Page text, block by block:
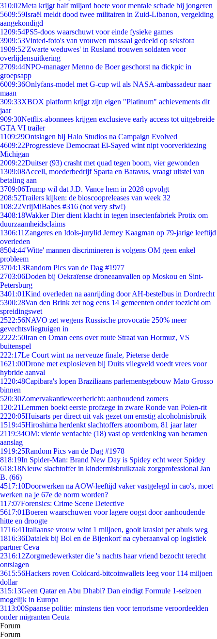
310:02Meta krijgt half miljard boete voor mentale schade bij jongeren
5609:59Israël meldt dood twee militairen in Zuid-Libanon, vergelding
aangekondigd
1209:54PS5-doos waarschuwt voor einde fysieke games
3909:53Vinted-foto's van vrouwen massaal gedeeld op seksfora
1909:52'Zwarte weduwes' in Rusland trouwen soldaten voor
overlijdensuitkering
2709:44NPO-manager Menno de Boer geschorst na dickpic in
groepsapp
6009:36Onlyfans-model met G-cup wil als NASA-ambassadeur naar
maan
309:33XBOX platform krijgt zijn eigen "Platinum" achievements dit
jaar
909:30Netflix-abonnees krijgen exclusieve early access tot uitgebreide
GTA VI trailer
1109:29Ontslagen bij Halo Studios na Campaign Evolved
4609:22Progressieve Democraat El-Sayed wint nipt voorverkiezing
Michigan
2009:22Duitser (93) crasht met quad tegen boom, vier gewonden
1309:08Accell, moederbedrijf Sparta en Batavus, vraagt uitstel van
betaling aan
3709:06Trump wil dat J.D. Vance hem in 2028 opvolgt
208:52Trailers kijken: de bioscoopreleases van week 32
108:22VrijMiBabes #316 (not very sfw!)
3408:18Wakker Dier dient klacht in tegen insectenfabriek Protix om
duurzaamheidsclaims
1306:11 Zangeres en Idols-jurylid Jerney Kaagman op 79-jarige leeftijd
overleden
8504:44'Witte' mannen discrimineren is volgens OM geen enkel
probleem
3704:13Random Pics van de Dag #1977
2703:06Doden bij Oekraïense droneaanvallen op Moskou en Sint-
Petersburg
3401:01Kind overleden na aanrijding door AH-bestelbus in Dordrecht
5300:28Van den Brink zet nog eens 14 gemeenten onder toezicht om
spreidingswet
2522:56NAVO zet wegens Russische provocatie 250% meer
gevechtsvliegtuigen in
2222:50Iran en Oman eens over route Straat van Hormuz, VS
buitenspel
222:17Le Court wint na nerveuze finale, Pieterse derde
1621:00Drone met explosieven bij Duits vliegveld voedt vrees voor
hybride aanval
1220:48Capibara's lopen Braziliaans parlementsgebouw Mato Grosso
binnen
520:30Zomervakantieweerbericht: aanhoudend zomers
1 20:21Lemmen boekt eerste profzege in zware Ronde van Polen-rit
2220:05Huisarts per direct uit vak gezet om ernstig alcoholmisbruik
1519:45Hiroshima herdenkt slachtoffers atoombom, 81 jaar later
2119:34OM: vierde verdachte (18) vast op verdenking van beramen
aanslag
1919:25Random Pics van de Dag #1978
818:19In Spider-Man: Brand New Day is Spidey echt weer Spidey
618:18Nieuw slachtoffer in kindermisbruikzaak zorgprofessional Jan
B. (66)
4517:10Doorwerken na AOW-leeftijd vaker vastgelegd in cao's, moet
werken na je 67e de norm worden?
117:07Forensics: Crime Scene Detective
5617:01Boeren waarschuwen voor lagere oogst door aanhoudende
hitte en droogte
1716:41Italiaanse vrouw wint 1 miljoen, gooit kraslot per abuis weg
1816:36Datalek bij Bol en de Bijenkorf na cyberaanval op logistiek
partner Ceva
2316:12Zorgmedewerkster die 's nachts haar vriend bezocht terecht
ontslagen
3615:56Hackers roven Coldcard-bitcoinwallets leeg voor 114 miljoen
dollar
315:13Geen Qatar en Abu Dhabi? Dan eindigt Formule 1-seizoen
mogelijk in Europa
3113:00Spaanse politie: minstens tien voor terrorisme veroordeelden
onder migranten Ceuta
Forum
Forum